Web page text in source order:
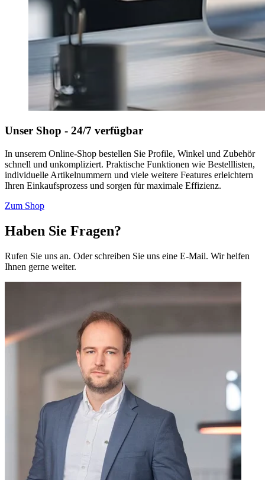
Unser Shop - 24/7 verfügbar
In unserem Online-Shop bestellen Sie Profile, Winkel und Zubehör
schnell und unkompliziert. Praktische Funktionen wie Bestelllisten,
individuelle Artikelnummern und viele weitere Features erleichtern
Ihren Einkaufsprozess und sorgen für maximale Effizienz.
Zum Shop
Haben Sie Fragen?
Rufen Sie uns an. Oder schreiben Sie uns eine E-Mail. Wir helfen
Ihnen gerne weiter.